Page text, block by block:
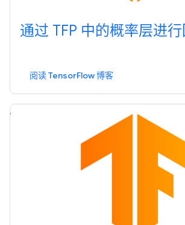
通过 TFP 中的概率层进
阅读 TensorFlow 博客